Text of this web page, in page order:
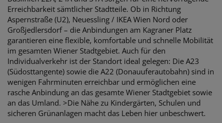
Erreichbarkeit sämtlicher Stadtteile. Ob in Richtung
Aspernstraße (U2), Neuessling / IKEA Wien Nord oder
Großjedlersdorf – die Anbindungen am Kagraner Platz
garantieren eine flexible, komfortable und schnelle Mobilität
im gesamten Wiener Stadtgebiet. Auch für den
Individualverkehr ist der Standort ideal gelegen: Die A23
(Südosttangente) sowie die A22 (Donauuferautobahn) sind in
wenigen Fahrminuten erreichbar und ermöglichen eine
rasche Anbindung an das gesamte Wiener Stadtgebiet sowie
an das Umland. >Die Nähe zu Kindergärten, Schulen und
sicheren Grünanlagen macht das Leben hier unbeschwert.